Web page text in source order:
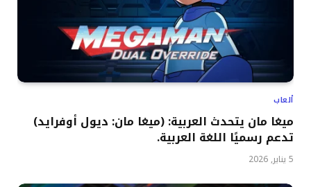
ألعاب
ميغا مان يتحدث العربية: (ميغا مان: ديول أوفرايد)
تدعم رسميًا اللغة العربية.
5 يناير, 2026